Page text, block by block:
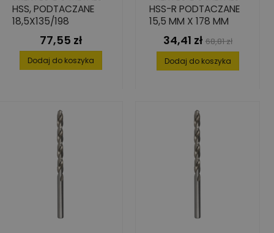
HSS, PODTACZANE
18,5X135/198
Cena
77,55 zł
Dodaj do koszyka
HSS-R PODTACZANE
15,5 MM X 178 MM
Cena
34,41 zł Cena
podstawowa
68,81 zł
Dodaj do koszyka